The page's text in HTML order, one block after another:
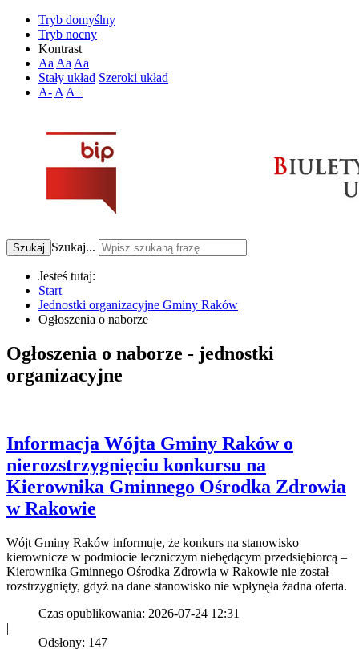
Tryb domyślny
Tryb nocny
Kontrast
Aa Aa Aa
Stały układ Szeroki układ
A- A A+
Szukaj Szukaj...
Jesteś tutaj:
Start
Jednostki organizacyjne Gminy Raków
Ogłoszenia o naborze
Ogłoszenia o naborze - jednostki
organizacyjne
Informacja Wójta Gminy Raków o
nierozstrzygnięciu konkursu na
Kierownika Gminnego Ośrodka Zdrowia
w Rakowie
Wójt Gminy Raków informuje, że konkurs na stanowisko
kierownicze w podmiocie leczniczym niebędącym przedsiębiorcą –
Kierownika Gminnego Ośrodka Zdrowia w Rakowie nie został
rozstrzygnięty, gdyż na dane stanowisko nie wpłynęła żadna oferta.
Czas opublikowania: 2026-07-24 12:31
|
Odsłony: 147